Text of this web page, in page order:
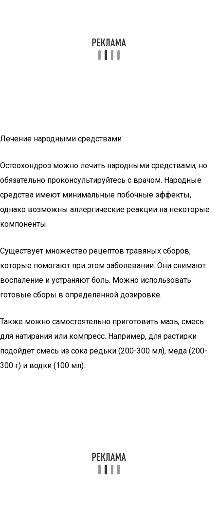
Лечение народными средствами
Остеохондроз можно лечить народными средствами, но
обязательно проконсультируйтесь с врачом. Народные
средства имеют минимальные побочные эффекты,
однако возможны аллергические реакции на некоторые
компоненты.
Существует множество рецептов травяных сборов,
которые помогают при этом заболевании. Они снимают
воспаление и устраняют боль. Можно использовать
готовые сборы в определенной дозировке.
Также можно самостоятельно приготовить мазь, смесь
для натирания или компресс. Например, для растирки
подойдет смесь из сока редьки (200-300 мл), меда (200-
300 г) и водки (100 мл).